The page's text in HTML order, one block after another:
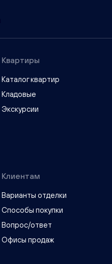
Квартиры
Каталог квартир
Кладовые
Экскурсии
Клиентам
Варианты отделки
Способы покупки
Вопрос/ответ
Офисы продаж